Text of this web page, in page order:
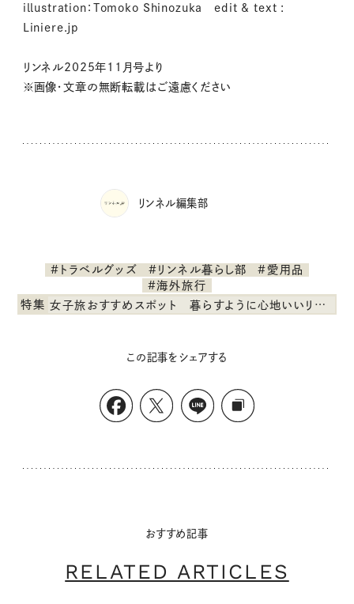
illustration：Tomoko Shinozuka edit & text :
Liniere.jp
リンネル2025年11月号より
※画像・文章の無断転載はご遠慮ください
リンネル編集部
#トラベルグッズ #リンネル暮らし部
#愛用品
#海外旅行
特集 女子旅おすすめスポット 暮らすように心地いいリンネル旅ガイド
この記事をシェアする
おすすめ記事
RELATED ARTICLES